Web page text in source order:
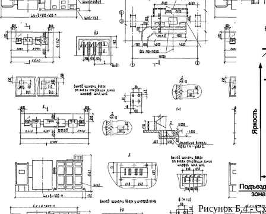
Рисунок Б.4 -